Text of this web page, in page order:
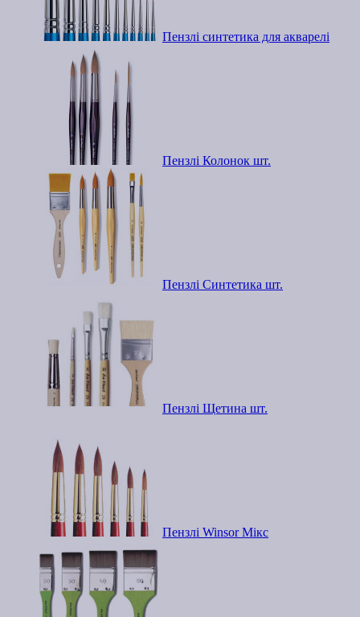
Пензлі синтетика для акварелі
Пензлі Колонок шт.
Пензлі Синтетика шт.
Пензлі Щетина шт.
Пензлі Winsor Мікс